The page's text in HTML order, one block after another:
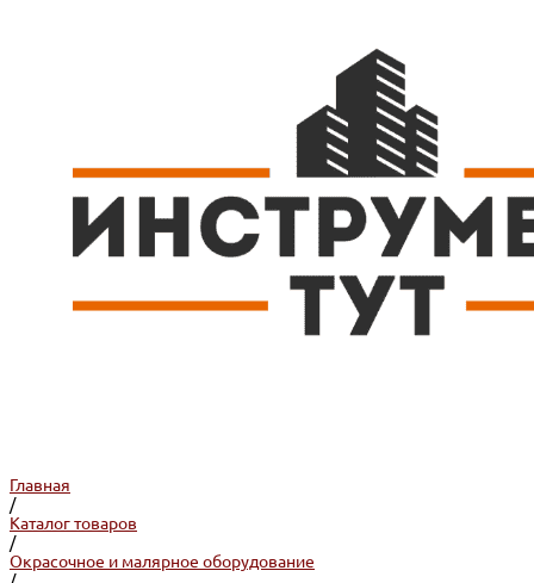
Главная
/
Каталог товаров
/
Окрасочное и малярное оборудование